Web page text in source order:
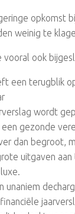
opkomst
weinig te
vooral ook
een terugblik
wordt
een gezonde
dan begroot,
uitgaven aan
unaniem